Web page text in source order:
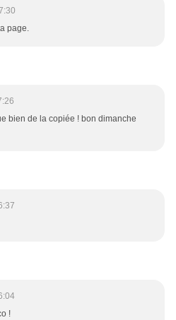
page.
bien de la copiée ! bon dimanche
!